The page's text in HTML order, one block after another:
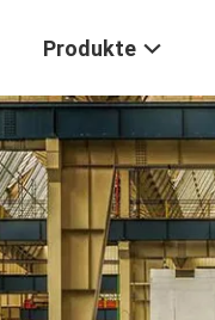
Produkte